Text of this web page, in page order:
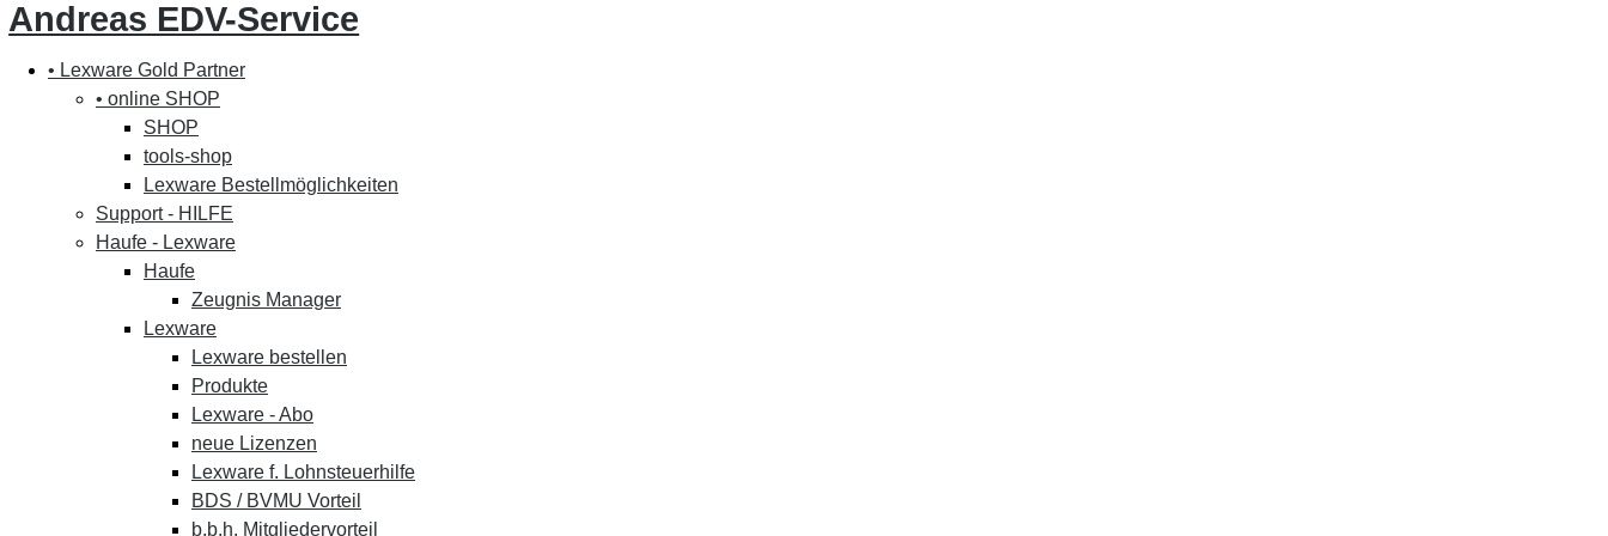
Andreas EDV-Service
• Lexware Gold Partner
• online SHOP
SHOP
tools-shop
Lexware Bestellmöglichkeiten
Support - HILFE
Haufe - Lexware
Haufe
Zeugnis Manager
Lexware
Lexware bestellen
Produkte
Lexware - Abo
neue Lizenzen
Lexware f. Lohnsteuerhilfe
BDS / BVMU Vorteil
b.b.h. Mitgliedervorteil